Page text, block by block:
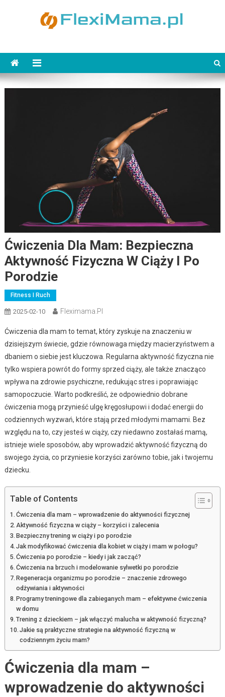
Ćwiczenia Dla Mam: Bezpieczna
Aktywność Fizyczna W Ciąży I Po
Porodzie
Fitness I Ruch
2025-02-10 Fleximama.pl
Ćwiczenia dla mam to temat, który zyskuje na znaczeniu w
dzisiejszym świecie, gdzie równowaga między macierzyństwem a
dbaniem o siebie jest kluczowa. Regularna aktywność fizyczna nie
tylko wspiera powrót do formy sprzed ciąży, ale także znacząco
wpływa na zdrowie psychiczne, redukując stres i poprawiając
samopoczucie. Warto podkreślić, że odpowiednio dobrane
ćwiczenia mogą przynieść ulgę kręgosłupowi i dodać energii do
codziennych wyzwań, które stają przed młodymi mamami. Bez
względu na to, czy jesteś w ciąży, czy niedawno zostałaś mamą,
istnieje wiele sposobów, aby wprowadzić aktywność fizyczną do
swojego życia, co przyniesie korzyści zarówno tobie, jak i twojemu
dziecku.
Table of Contents
Ćwiczenia dla mam – wprowadzenie do aktywności fizycznej
Aktywność fizyczna w ciąży – korzyści i zalecenia
Bezpieczny trening w ciąży i po porodzie
Jak modyfikować ćwiczenia dla kobiet w ciąży i mam w połogu?
Ćwiczenia po porodzie – kiedy i jak zacząć?
Ćwiczenia na brzuch i modelowanie sylwetki po porodzie
Regeneracja organizmu po porodzie – znaczenie zdrowego
odżywiania i aktywności
Programy treningowe dla zabieganych mam – efektywne ćwiczenia
w domu
Trening z dzieckiem – jak włączyć malucha w aktywność fizyczną?
Jakie są praktyczne strategie na aktywność fizyczną w
codziennym życiu mam?
Ćwiczenia dla mam –
wprowadzenie do aktywności